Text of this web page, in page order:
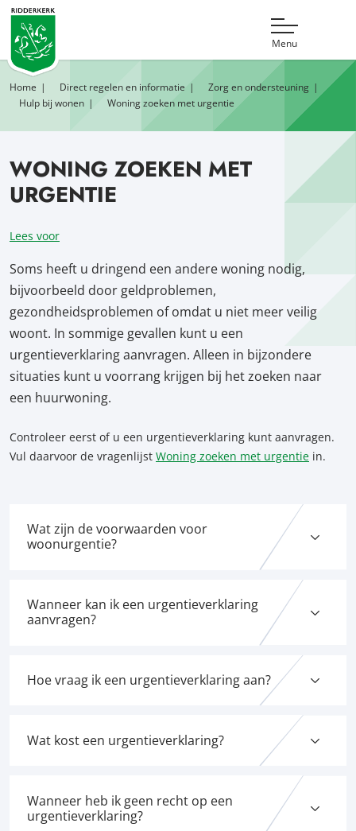
Menu
Home Direct regelen en informatie
Zorg en ondersteuning
Hulp bij wonen
Woning zoeken met urgentie
WONING ZOEKEN MET
URGENTIE
Lees voor
Soms heeft u dringend een andere woning nodig,
bijvoorbeeld door geldproblemen,
gezondheidsproblemen of omdat u niet meer veilig
woont. In sommige gevallen kunt u een
urgentieverklaring aanvragen. Alleen in bijzondere
situaties kunt u voorrang krijgen bij het zoeken naar
een huurwoning.
Controleer eerst of u een urgentieverklaring kunt aanvragen.
Vul daarvoor de vragenlijst Woning zoeken met urgentie in.
Wat zijn de voorwaarden voor
woonurgentie?
Wanneer kan ik een urgentieverklaring
aanvragen?
Hoe vraag ik een urgentieverklaring aan?
Wat kost een urgentieverklaring?
Wanneer heb ik geen recht op een
urgentieverklaring?